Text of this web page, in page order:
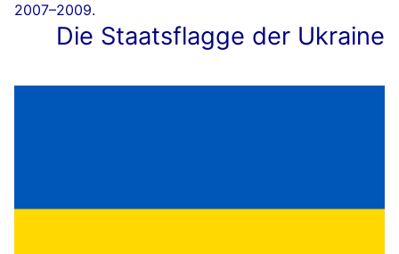
2007–2009.
Die Staatsflagge der Ukraine